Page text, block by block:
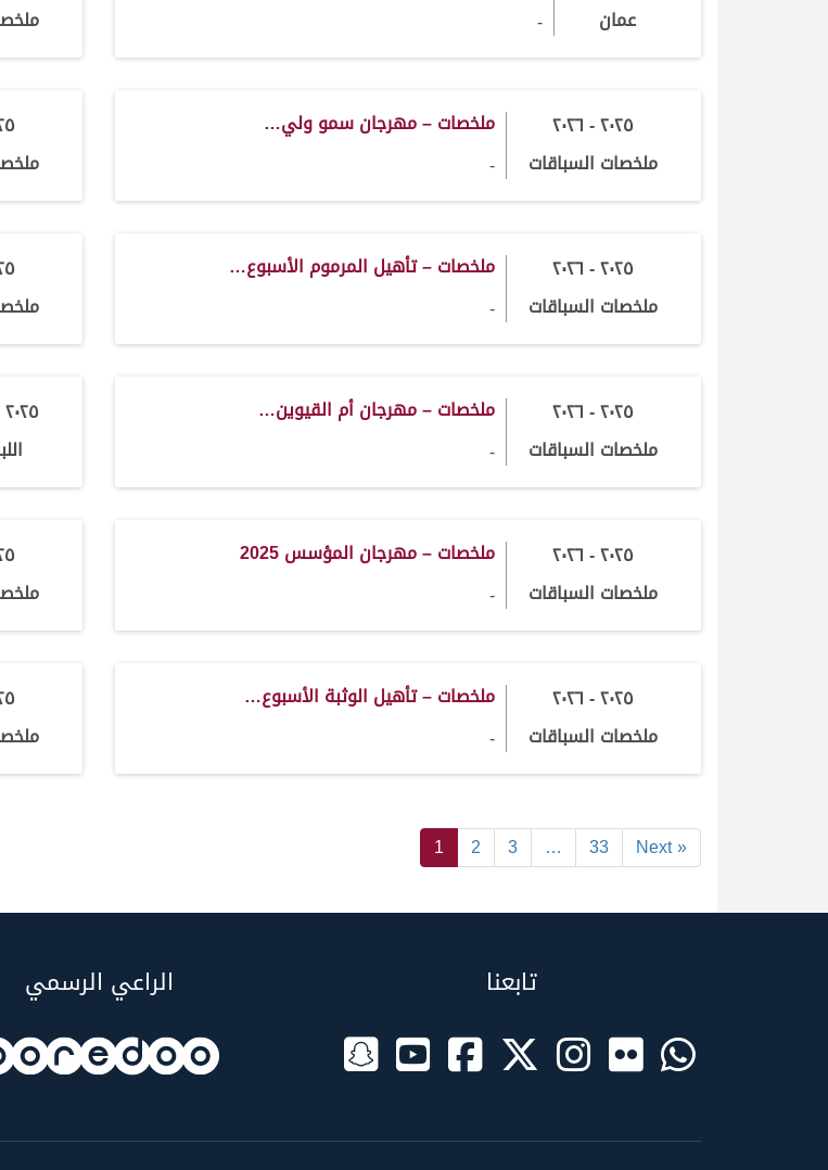
عمان
-
٢٠٢٥ - ٢٠٢٦
ملخصات السباقات
ملخصات – مهرجان سمو ولي…
-
٢٠٢٥ - ٢٠٢٦
ملخصات السباقات
ملخصات – تأهيل المرموم الأسبوع…
-
٢٠٢٥ - ٢٠٢٦
ملخصات السباقات
ملخصات – مهرجان أم القيوين…
-
٢٠٢٥ - ٢٠٢٦
٢٠٢٥ - ٢٠٢٦
ملخصات السباقات
ملخصات – مهرجان المؤسس 2025
-
٢٠٢٥ - ٢٠٢٦
ملخصات السباقات
ملخصات – تأهيل الوثبة الأسبوع…
-
1 2 3 … 33 Next »
تابعنا الراعي الرسمي